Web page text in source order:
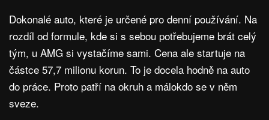
Dokonalé auto, které je určené pro denní používání. Na
rozdíl od formule, kde si s sebou potřebujeme brát celý
tým, u AMG si vystačíme sami. Cena ale startuje na
částce 57,7 milionu korun. To je docela hodně na auto
do práce. Proto patří na okruh a málokdo se v něm
sveze.